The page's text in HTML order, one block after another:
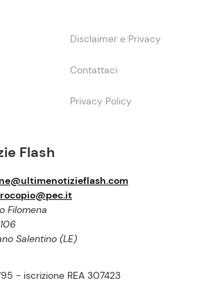
Flash
Filomena
Salentino (LE)
- iscrizione REA 307423
Disclaimer e Privacy
Contattaci
Privacy Policy